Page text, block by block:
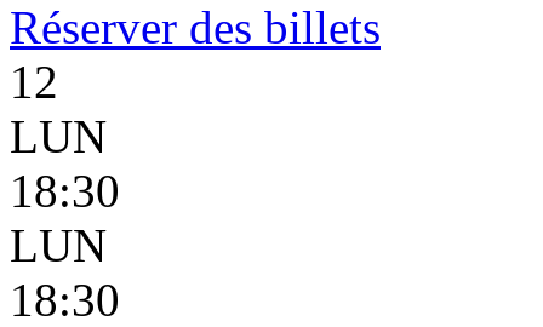
Réserver des billets
12
LUN
18:30
LUN
18:30